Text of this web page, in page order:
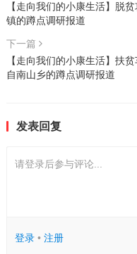
【走向我们的小康生活】脱
镇的蹲点调研报道
下一篇
【走向我们的小康生活】扶
自南山乡的蹲点调研报道
发表回复
请登录后参与评论...
登录• 注册